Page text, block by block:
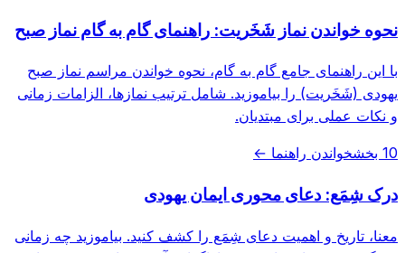
نحوه خواندن نماز شَخَریت: راهنمای گام به گام نماز صبح
با این راهنمای جامع گام به گام، نحوه خواندن مراسم نماز صبح
یهودی (شَخَریت) را بیاموزید. شامل ترتیب نمازها، الزامات زمانی
و نکات عملی برای مبتدیان.
10 بخش خواندن راهنما ←
درک شِمَع: دعای محوری ایمان یهودی
معنا، تاریخ و اهمیت دعای شِمَع را کشف کنید. بیاموزید چه زمانی